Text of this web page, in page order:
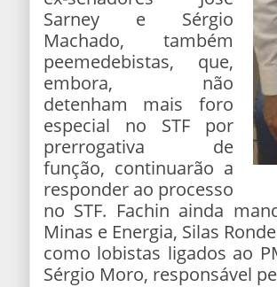
Sarney e Sérgio
Machado, também
peemedebistas, que,
embora, não
detenham mais foro
especial no STF por
prerrogativa de
função, continuarão a
responder ao processo
no STF. Fachin ainda
Minas e Energia, Silas
como lobistas ligados ao
Sérgio Moro, responsável